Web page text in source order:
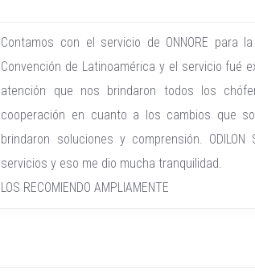
Contamos con el servicio de ONNORE para
Convención de Latinoamérica y el servicio fué
atención que nos brindaron todos los
cooperación en cuanto a los cambios que
brindaron soluciones y comprensión.
servicios y eso me dio mucha tranquilidad.
LOS RECOMIENDO AMPLIAMENTE